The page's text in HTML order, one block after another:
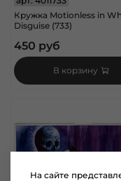
Кружка Motionless in
Disguise (733)
450 руб
В корзину
На сайте